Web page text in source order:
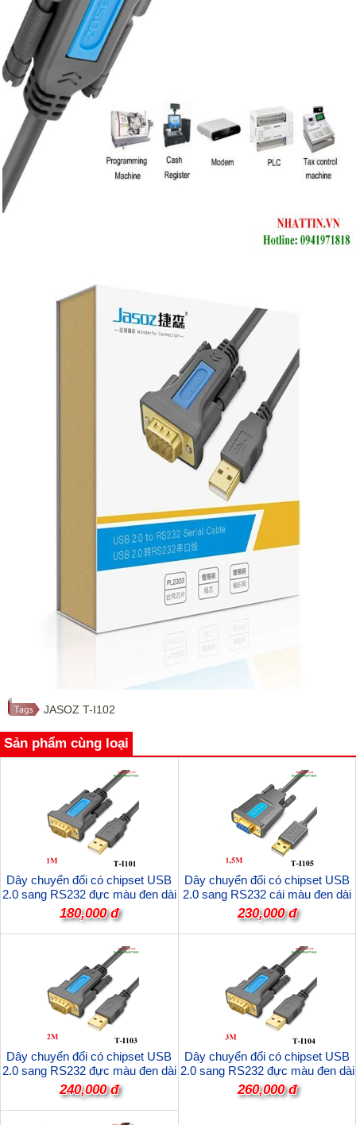
JASOZ T-I102
Sản phẩm cùng loại
Dây chuyển đổi có chipset USB
2.0 sang RS232 đực màu đen dài
1M JASOZ T-I101 cao cấp
180,000 đ
Dây chuyển đổi có chipset USB
2.0 sang RS232 cái màu đen dài
1.5M JASOZ T-I105 cao cấp
230,000 đ
Dây chuyển đổi có chipset USB
2.0 sang RS232 đực màu đen dài
2M JASOZ T-I103 cao cấp
240,000 đ
Dây chuyển đổi có chipset USB
2.0 sang RS232 đực màu đen dài
3M JASOZ T-I104 cao cấp
260,000 đ